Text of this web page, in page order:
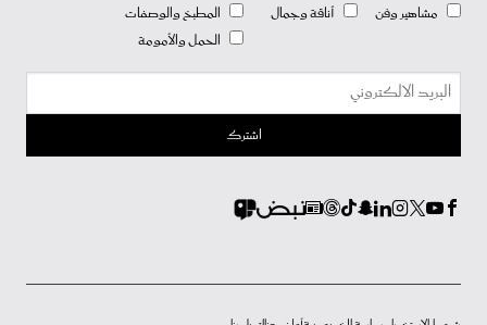
مشاهير وفن
أناقة وجمال
المطبخ والوصفات
الحمل والأمومة